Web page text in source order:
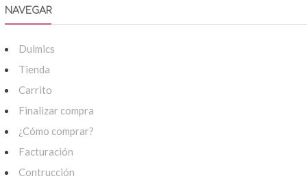
NAVEGAR
Dulmics
Tienda
Carrito
Finalizar compra
¿Cómo comprar?
Facturación
Contrucción